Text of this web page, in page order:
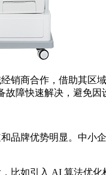
商合作，借助其
障快速解决，避免因
品牌优势明显。中
如引入 AI 算法优